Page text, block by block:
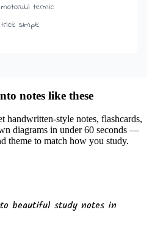
motorului termic
simple
notes like these
handwritten-style notes, flashcards,
diagrams in under 60 seconds —
theme to match how you study.
beautiful study notes in